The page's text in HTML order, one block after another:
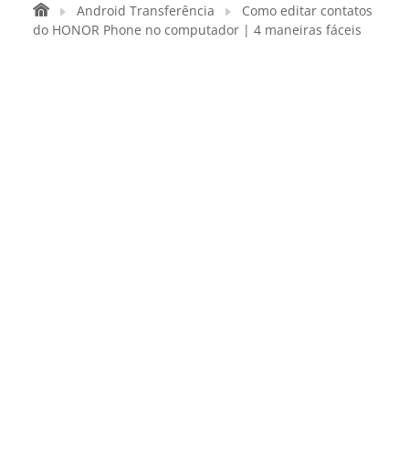
Android Transferência
Como editar contatos
do HONOR Phone no computador | 4 maneiras fáceis